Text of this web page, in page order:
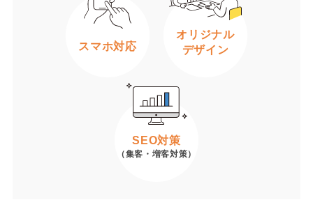
スマホ対応
オリジナル
デザイン
SEO対策
（集客・増客対策）